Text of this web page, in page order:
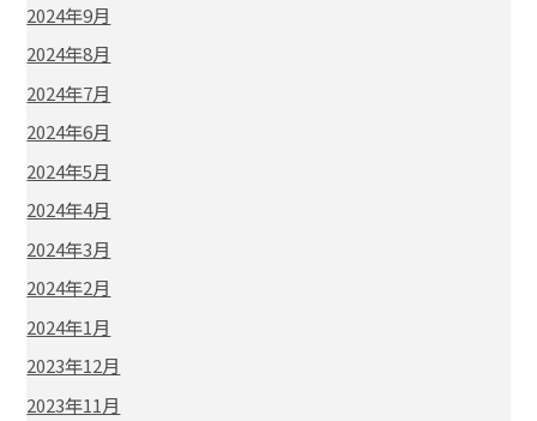
2024年9月
2024年8月
2024年7月
2024年6月
2024年5月
2024年4月
2024年3月
2024年2月
2024年1月
2023年12月
2023年11月